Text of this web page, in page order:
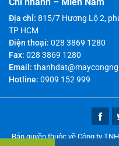
Địa chỉ: 815/7 Hương Lộ 2,
TP HCM
Điện thoại: 028 3869 1280
Fax: 028 3869 1280
Email:
Hotline: 0909 152 999
Bản quyền thuộc về Công ty